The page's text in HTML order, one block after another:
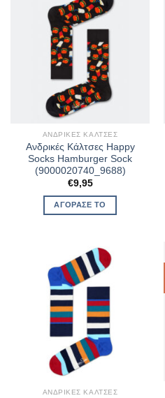
ΑΝΔΡΙΚΈΣ ΚΆΛΤΣΕΣ
Ανδρικές Κάλτσες Happy
Socks Hamburger Sock
(9000020740_9688)
€9,95
ΑΓΌΡΑΣΈ ΤΟ
ΑΝΔΡΙΚΈΣ ΚΆΛΤΣΕΣ